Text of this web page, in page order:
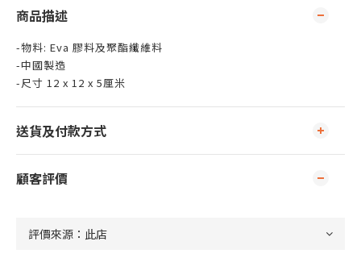
商品描述
-物料: Eva 膠料及聚酯纖維料
-中國製造
-尺寸 12 x 12 x 5厘米
送貨及付款方式
顧客評價